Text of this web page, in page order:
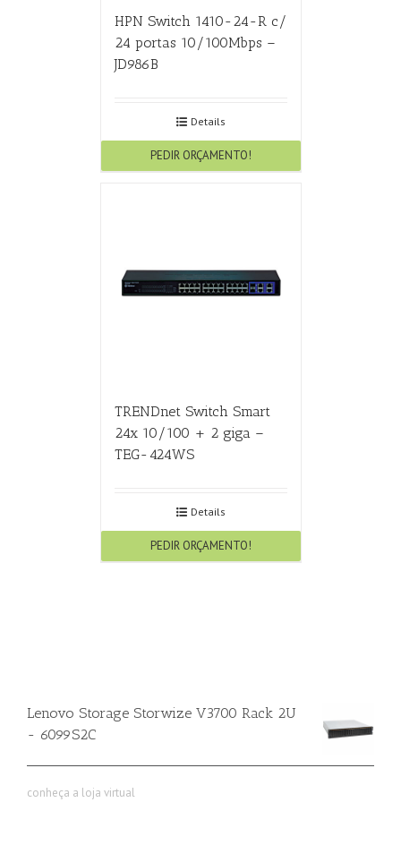
HPN Switch 1410-24-R c/
24 portas 10/100Mbps –
JD986B
Details
PEDIR ORÇAMENTO!
TRENDnet Switch Smart
24x 10/100 + 2 giga –
TEG-424WS
Details
PEDIR ORÇAMENTO!
Lenovo Storage Storwize V3700 Rack 2U
- 6099S2C
conheça a loja virtual